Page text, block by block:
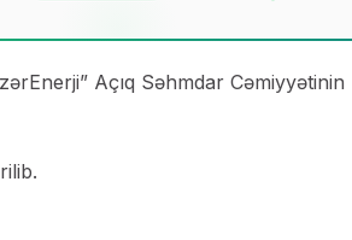
Açıq Səhmdar Cəmiyyətinin